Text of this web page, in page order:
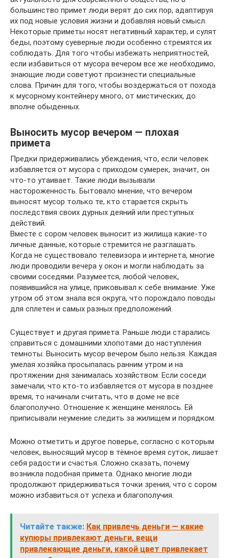
большинство примет люди верят до сих пор, адаптируя
их под новые условия жизни и добавляя новый смысл.
Некоторые приметы носят негативный характер, и сулят
беды, поэтому суеверные люди особенно стремятся их
соблюдать. Для того чтобы избежать неприятностей,
если избавиться от мусора вечером все же необходимо,
знающие люди советуют произнести специальные
слова. Причин для того, чтобы воздержаться от похода
к мусорному контейнеру много, от мистических, до
вполне обыденных.
Выносить мусор вечером — плохая
примета
Предки придерживались убеждения, что, если человек
избавляется от мусора с приходом сумерек, значит, он
что-то утаивает. Такие люди вызывали
настороженность. Бытовало мнение, что вечером
выносят мусор только те, кто старается скрыть
последствия своих дурных деяний или преступных
действий.
Вместе с сором человек выносит из жилища какие-то
личные данные, которые стремится не разглашать.
Когда не существовало телевизора и интернета, многие
люди проводили вечера у окон и могли наблюдать за
своими соседями. Разумеется, любой человек,
появившийся на улице, приковывал к себе внимание. Уже
утром об этом знала вся округа, что порождало поводы
для сплетен и самых разных предположений.
Существует и другая примета. Раньше люди старались
справиться с домашними хлопотами до наступления
темноты. Выносить мусор вечером было нельзя. Каждая
умелая хозяйка просыпалась ранним утром и на
протяжении дня занималась хозяйством. Если соседи
замечали, что кто-то избавляется от мусора в позднее
время, то начинали считать, что в доме не всё
благополучно. Отношение к женщине менялось. Ей
приписывали неумение следить за жилищем и порядком.
Можно отметить и другое поверье, согласно с которым
человек, выносящий мусор в тёмное время суток, лишает
себя радости и счастья. Сложно сказать, почему
возникла подобная примета. Однако многие люди
продолжают придерживаться точки зрения, что с сором
можно избавиться от успеха и благополучия.
Читайте также: Как привлечь деньги — какие
купюры привлекают деньги, вещи
привлекающие деньги, какой цвет привлекает